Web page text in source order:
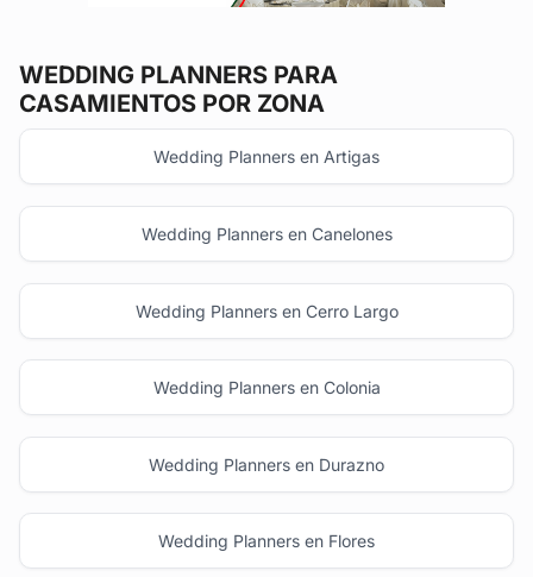
WEDDING PLANNERS PARA
CASAMIENTOS POR ZONA
Wedding Planners en Artigas
Wedding Planners en Canelones
Wedding Planners en Cerro Largo
Wedding Planners en Colonia
Wedding Planners en Durazno
Wedding Planners en Flores